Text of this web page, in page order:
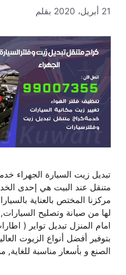
21 أبريل، 2020 بقلم
تبديل زيت السيارة الجهراء
متنقل عند البيت هي إحدى
مركزنا المختص بالعناية
لها من صيانة وتصليح
امام المنزل تبديل تواير (
بتوفير أفضل أنواع الزيوت
الصنع و بأسعار مناسبة للغاية,